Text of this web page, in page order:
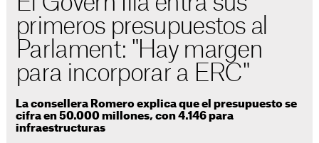
primeros presupuestos al
Parlament: "Hay margen
para incorporar a ERC"
La consellera Romero explica que el presupuesto se
cifra en 50.000 millones, con 4.146 para
infraestructuras